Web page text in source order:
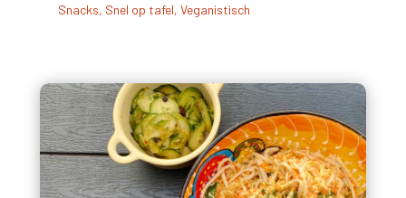
Snacks, Snel op tafel, Veganistisch